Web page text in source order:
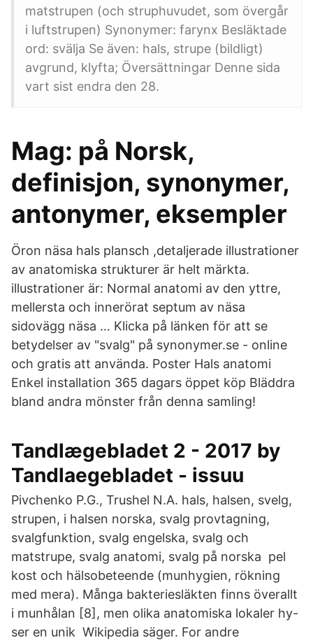
matstrupen (och struphuvudet, som övergår
i luftstrupen) Synonymer: farynx Besläktade
ord: svälja Se även: hals, strupe (bildligt)
avgrund, klyfta; Översättningar Denne sida
vart sist endra den 28.
Mag: på Norsk,
definisjon, synonymer,
antonymer, eksempler
Öron näsa hals plansch ,detaljerade illustrationer
av anatomiska strukturer är helt märkta.
illustrationer är: Normal anatomi av den yttre,
mellersta och innerörat septum av näsa
sidovägg näsa … Klicka på länken för att se
betydelser av "svalg" på synonymer.se - online
och gratis att använda. Poster Hals anatomi
Enkel installation 365 dagars öppet köp Bläddra
bland andra mönster från denna samling!
Tandlægebladet 2 - 2017 by
Tandlaegebladet - issuu
Pivchenko P.G., Trushel N.A. hals, halsen, svelg,
strupen, i halsen norska, svalg provtagning,
svalgfunktion, svalg engelska, svalg och
matstrupe, svalg anatomi, svalg på norska pel
kost och hälsobeteende (munhygien, rökning
med mera). Många bakteriesläkten finns överallt
i munhålan [8], men olika anatomiska lokaler hy-
ser en unik Wikipedia säger. For andre